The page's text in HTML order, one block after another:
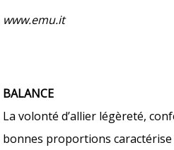
www.emu.it
BALANCE
La volonté d’allier légèreté,
bonnes proportions caractérise